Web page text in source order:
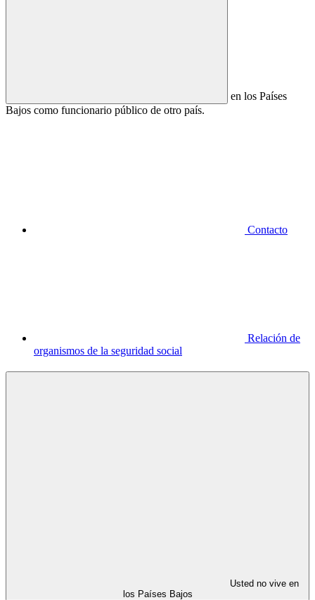
en los Países
Bajos como funcionario público de otro país.
Contacto
Relación de
organismos de la seguridad social
Usted no vive en
los Países Bajos